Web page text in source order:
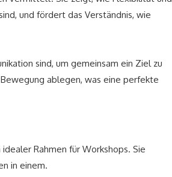
und fördert das Verständnis, wie
sind, um gemeinsam ein Ziel zu
ablegen, was eine perfekte
Rahmen für Workshops. Sie
in einem.